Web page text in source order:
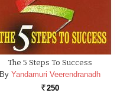
The 5 Steps To Success
By Yandamuri Veerendranadh
Rs. 250